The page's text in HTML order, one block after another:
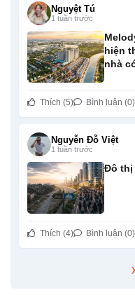
Nguyệt Tú
1 tuần trước
hiện
nhà
Thích (5) Bình luận (0)
Nguyễn Đỗ Việt
1 tuần trước
Đô thị
Thích (4) Bình luận (0)